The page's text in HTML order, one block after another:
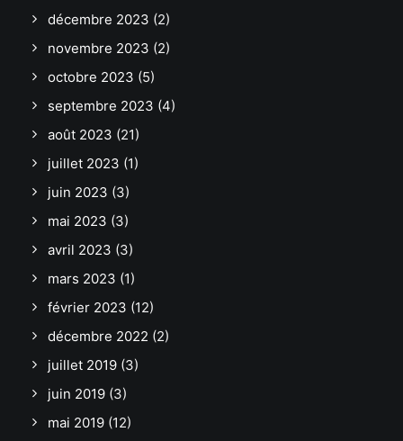
décembre 2023 (2)
novembre 2023 (2)
octobre 2023 (5)
septembre 2023 (4)
août 2023 (21)
juillet 2023 (1)
juin 2023 (3)
mai 2023 (3)
avril 2023 (3)
mars 2023 (1)
février 2023 (12)
décembre 2022 (2)
juillet 2019 (3)
juin 2019 (3)
mai 2019 (12)